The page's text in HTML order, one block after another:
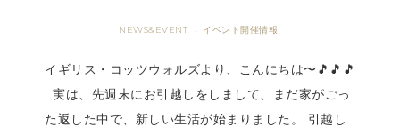
NEWS&EVENT · イベント開催情報
イギリス・コッツウォルズより、こんにちは〜🎵🎵🎵
実は、先週末にお引越しをしまして、まだ家がごっ
た返した中で、新しい生活が始まりました。 引越し